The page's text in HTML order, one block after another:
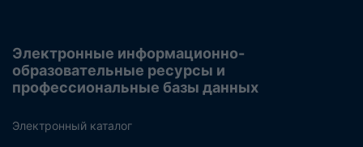
Электронные информационно-
образовательные ресурсы и
профессиональные базы данных
Электронный каталог